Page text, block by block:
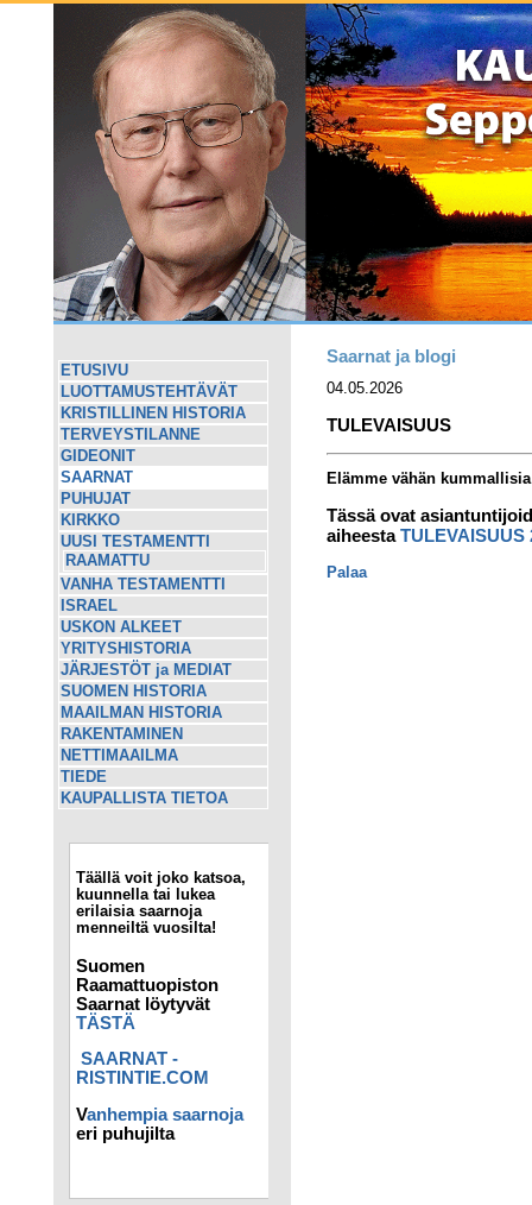
ETUSIVU
LUOTTAMUSTEHTÄVÄT
KRISTILLINEN HISTORIA
TERVEYSTILANNE
GIDEONIT
SAARNAT
PUHUJAT
KIRKKO
UUSI TESTAMENTTI
RAAMATTU
VANHA TESTAMENTTI
ISRAEL
USKON ALKEET
YRITYSHISTORIA
JÄRJESTÖT ja MEDIAT
SUOMEN HISTORIA
MAAILMAN HISTORIA
RAKENTAMINEN
NETTIMAAILMA
TIEDE
KAUPALLISTA TIETOA
Täällä voit joko katsoa,
kuunnella tai lukea
erilaisia saarnoja
menneiltä vuosilta!
Suomen
Raamattuopiston
Saarnat löytyvät
TÄSTÄ
SAARNAT -
RISTINTIE.COM
Vanhempia saarnoja
eri puhujilta
Saarnat ja blogi
04.05.2026
TULEVAISUUS
Elämme vähän
Tässä ovat
aiheestaTULEVAISUUS
Palaa